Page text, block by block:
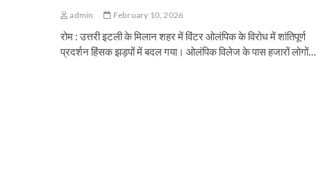
admin February 10, 2026
रोम : उत्तरी इटली के मिलान शहर में विंटर ओलंपिक के विरोध में शांतिपूर्ण
प्रदर्शन हिंसक झड़पों में बदल गया। ओलंपिक विलेज के पास हजारों लोगों…